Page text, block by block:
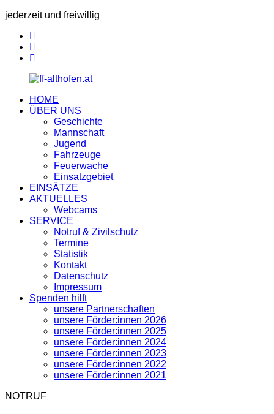
jederzeit und freiwillig
HOME
ÜBER UNS
Geschichte
Mannschaft
Jugend
Fahrzeuge
Feuerwache
Einsatzgebiet
EINSÄTZE
AKTUELLES
Webcams
SERVICE
Notruf & Zivilschutz
Termine
Statistik
Kontakt
Datenschutz
Impressum
Spenden hilft
unsere Partnerschaften
unsere Förder:innen 2026
unsere Förder:innen 2025
unsere Förder:innen 2024
unsere Förder:innen 2023
unsere Förder:innen 2022
unsere Förder:innen 2021
NOTRUF